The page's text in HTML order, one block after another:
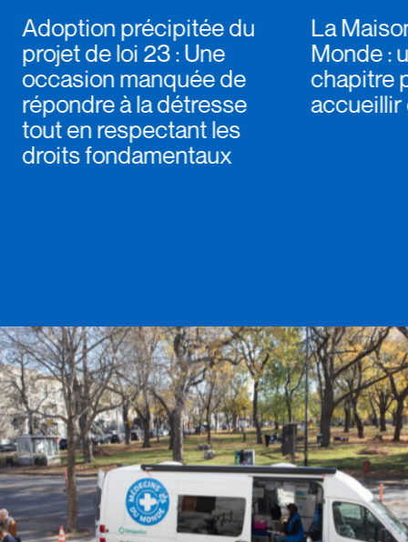
Adoption précipitée du
projet de loi 23 : Une
occasion manquée de
répondre à la détresse
tout en respectant les
droits fondamentaux
La
Monde :
chapitre
accueillir